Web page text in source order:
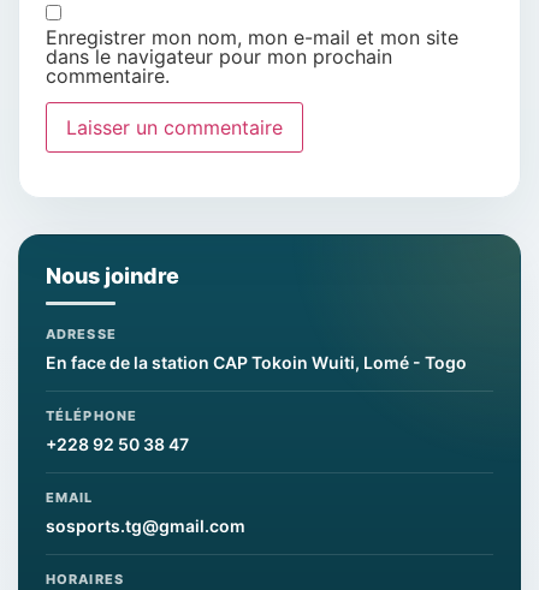
Enregistrer mon nom, mon e-mail et mon site
dans le navigateur pour mon prochain
commentaire.
Nous joindre
ADRESSE
En face de la station CAP Tokoin Wuiti, Lomé - Togo
TÉLÉPHONE
+228 92 50 38 47
EMAIL
sosports.tg@gmail.com
HORAIRES